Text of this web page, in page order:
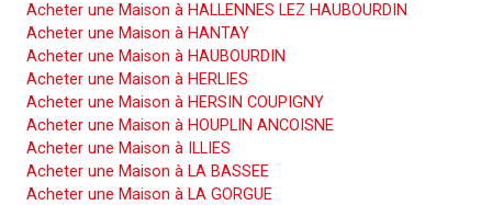
Acheter une Maison à HALLENNES LEZ HAUBOURDIN
Acheter une Maison à HANTAY
Acheter une Maison à HAUBOURDIN
Acheter une Maison à HERLIES
Acheter une Maison à HERSIN COUPIGNY
Acheter une Maison à HOUPLIN ANCOISNE
Acheter une Maison à ILLIES
Acheter une Maison à LA BASSEE
Acheter une Maison à LA GORGUE